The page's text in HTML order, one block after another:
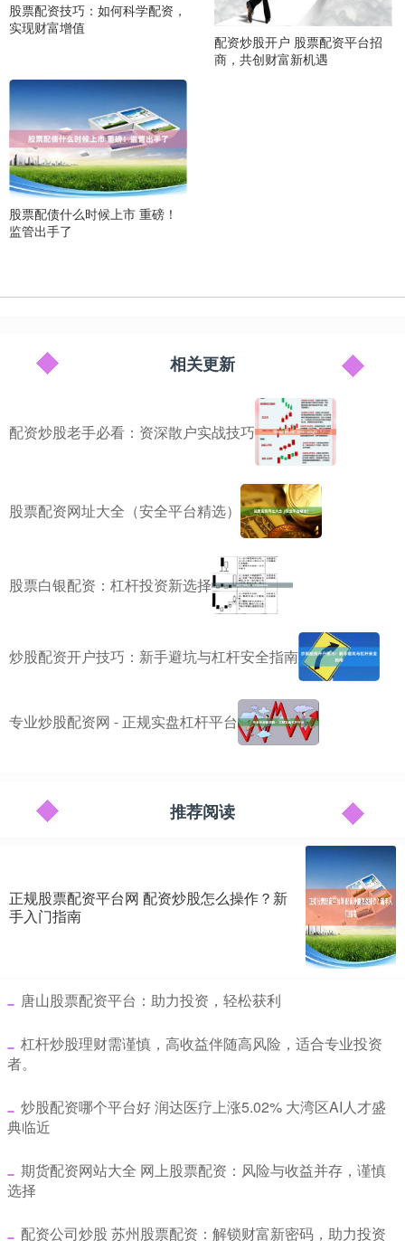
股票配资技巧：如何科学配资，
实现财富增值
配资炒股开户 股票配资平台招
商，共创财富新机遇
股票配债什么时候上市 重磅！
监管出手了
相关更新
配资炒股老手必看：资深散户实战技巧
股票配资网址大全（安全平台精选）
股票白银配资：杠杆投资新选择
炒股配资开户技巧：新手避坑与杠杆安全指南
专业炒股配资网 - 正规实盘杠杆平台
推荐阅读
正规股票配资平台网 配资炒股怎么操作？新
手入门指南
​唐山股票配资平台：助力投资，轻松获利
​杠杆炒股理财需谨慎，高收益伴随高风险，适合专业投资
者。
​炒股配资哪个平台好 润达医疗上涨5.02% 大湾区AI人才盛
典临近
​期货配资网站大全 网上股票配资：风险与收益并存，谨慎
选择
​配资公司炒股 苏州股票配资：解锁财富新密码，助力投资